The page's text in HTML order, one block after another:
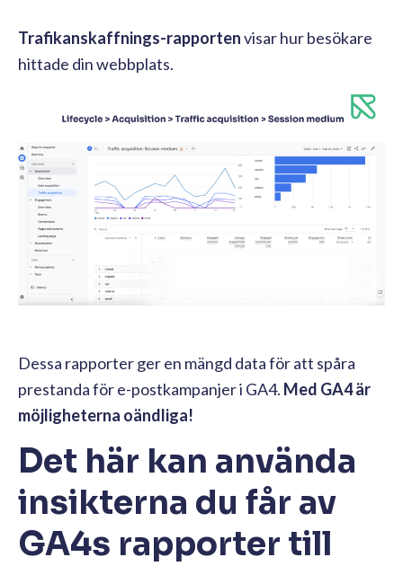
Trafikanskaffnings-rapportenvisar hur besökare
hittade din webbplats.
Dessa rapporter ger en mängd data för att spåra
prestanda för e-postkampanjer i GA4. Med GA4 är
möjligheterna oändliga!
Det här kan använda
insikterna du får av
GA4s rapporter till